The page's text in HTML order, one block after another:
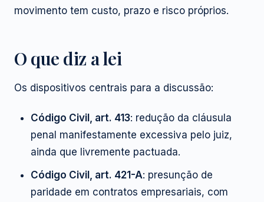
movimento tem custo, prazo e risco próprios.
O que diz a lei
Os dispositivos centrais para a discussão:
Código Civil, art. 413: redução da cláusula
penal manifestamente excessiva pelo juiz,
ainda que livremente pactuada.
Código Civil, art. 421-A: presunção de
paridade em contratos empresariais, com